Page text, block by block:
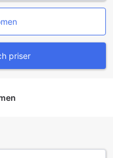
att köra själva.
vänliga personal
ge dig information om
tillgängliga
lokala attraktioner och
kan du njuta
i rum som är
priser